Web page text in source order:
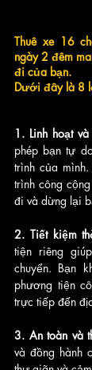
Thuê xe 16
ngày 2 đêm
đi của bạn.
Dưới đây là 8
1. Linh hoạt
phép bạn tự
trình của
trình công
đi và dừng lại
2. Tiết kiệm
tiện riêng
chuyển. Bạn
phương tiện
trực tiếp đến
3. An toàn và
và đồng hành